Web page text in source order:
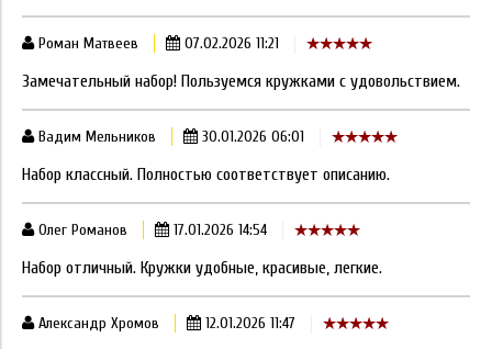
Роман Матвеев 07.02.2026 11:21
Замечательный набор! Пользуемся кружками с удовольствием.
Вадим Мельников 30.01.2026 06:01
Набор классный. Полностью соответствует описанию.
Олег Романов 17.01.2026 14:54
Набор отличный. Кружки удобные, красивые, легкие.
Александр Хромов 12.01.2026 11:47